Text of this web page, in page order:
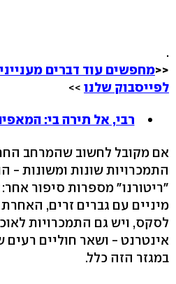
.
<<מחפשים עוד דברים
לפייסבוק שלנו >>
רבי, אל תירה בי:
אם מקובל לחשוב שהמרחב
התמכרויות שונות ומשונות -
"ריטורנו" מספרות סיפור
מיניים עם גברים זרים,
לסקס, ויש גם התמכרויות
אינטרנט - ושאר חוליים
במגזר הזה כלל.